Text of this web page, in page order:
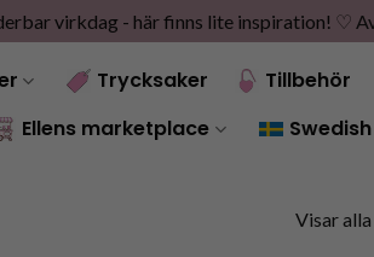
virkdag - här finns lite inspiration! ♡
Trycksaker Tillbehör
Ellens marketplace
Swedish
Visar